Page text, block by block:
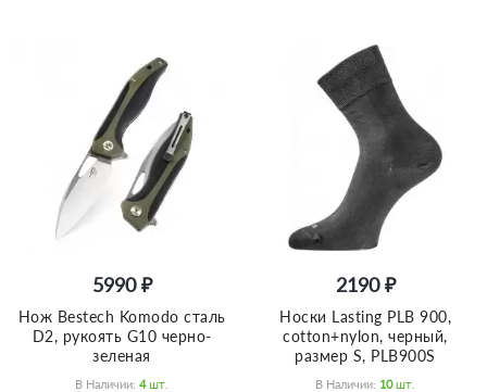
5990 ₽
Нож Bestech Komodo сталь
D2, рукоять G10 черно-
зеленая
В Наличии: 4 Шт.
2190 ₽
Носки Lasting PLB 900,
cotton+nylon, черный,
размер S, PLB900S
В Наличии: 10 Шт.